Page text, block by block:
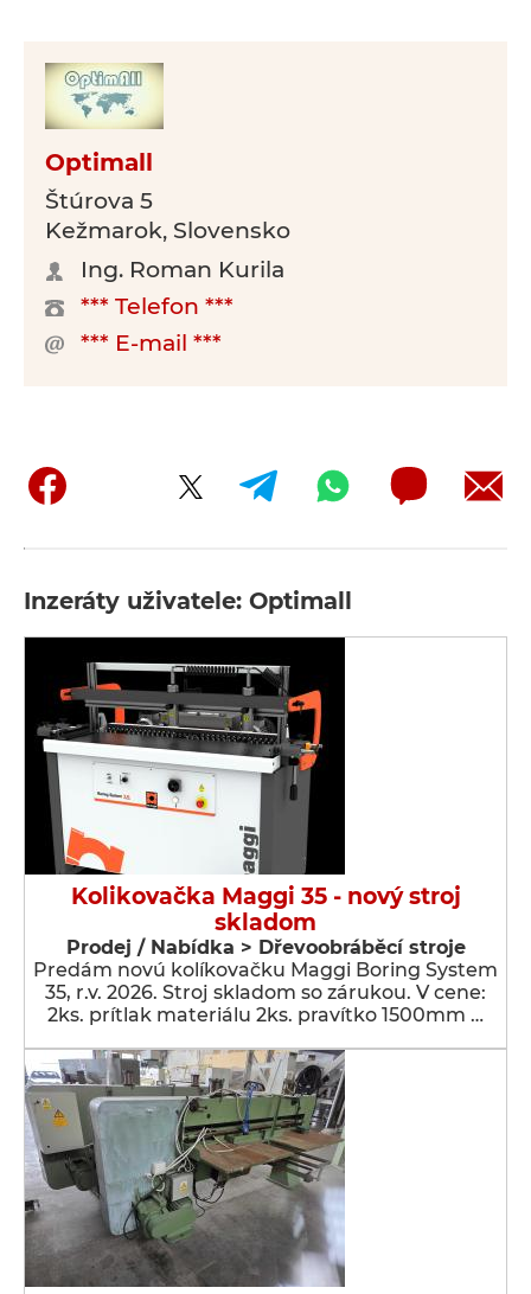
Optimall
Štúrova 5
Kežmarok, Slovensko
Ing. Roman Kurila
*** Telefon ***
*** E-mail ***
Inzeráty uživatele: Optimall
Kolikovačka Maggi 35 - nový stroj
skladom
Prodej / Nabídka > Dřevoobráběcí stroje
Predám novú kolíkovačku Maggi Boring System
35, r.v. 2026. Stroj skladom so zárukou. V cene:
2ks. prítlak materiálu 2ks. pravítko 1500mm …